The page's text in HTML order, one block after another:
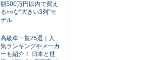
額500万円以内で買え
る○○な“大きい3列”モ
デル
高級車一覧25選｜人
気ランキングやメーカ
ーも紹介！ 日本と世